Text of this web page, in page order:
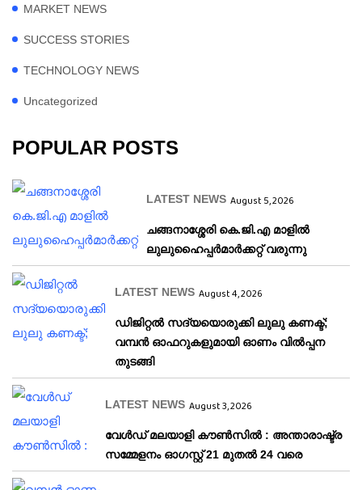
MARKET NEWS
SUCCESS STORIES
TECHNOLOGY NEWS
Uncategorized
POPULAR POSTS
LATEST NEWS August 5, 2026
ചങ്ങനാശ്ശേരി കെ.ജി.എ മാളിൽ
ലുലുഹൈപ്പർമാർക്കറ്റ് വരുന്നു
LATEST NEWS August 4, 2026
ഡിജിറ്റൽ സദ്യയൊരുക്കി ലുലു കണക്ട്;
വമ്പൻ ഓഫറുകളുമായി ഓണം വിൽപ്പന
തുടങ്ങി
LATEST NEWS August 3, 2026
വേള്‍ഡ് മലയാളി കൗണ്‍സില്‍ : അന്താരാഷ്ട്ര
സമ്മേളനം ഓഗസ്റ്റ് 21 മുതല്‍ 24 വരെ